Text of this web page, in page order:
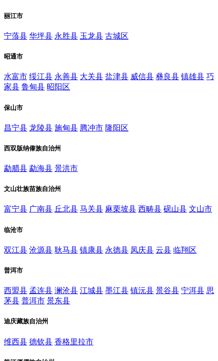
丽江市
宁蒗县 华坪县 永胜县 玉龙县 古城区
昭通市
水富市 绥江县 永善县 大关县 盐津县 威信县 彝良县 镇雄县 巧
家县 鲁甸县 昭阳区
保山市
昌宁县 龙陵县 施甸县 腾冲市 隆阳区
西双版纳傣族自治州
勐腊县 勐海县 景洪市
文山壮族苗族自治州
富宁县 广南县 丘北县 马关县 麻栗坡县 西畴县 砚山县 文山市
临沧市
双江县 沧源县 耿马县 镇康县 永德县 凤庆县 云县 临翔区
普洱市
西盟县 孟连县 澜沧县 江城县 墨江县 镇沅县 景谷县 宁洱县 思
茅县 普洱市 景东县
迪庆藏族自治州
维西县 德钦县 香格里拉市